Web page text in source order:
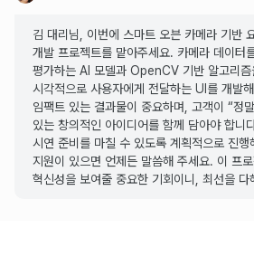
김 대리님, 이번에 스마트 오븐 카메라 기반
개발 프로젝트를 맡아주세요. 카메라 데이터
평가하는 AI 모델과 OpenCV 기반 알고리즘
시각적으로 사용자에게 전달하는 UI를 개발
임팩트 있는 결과물이 중요하며, 고객이 “정
있는 창의적인 아이디어를 함께 담아야 합니
시연 준비를 마칠 수 있도록 계획적으로 진
지원이 있으면 언제든 말씀해 주세요. 이 프
혁신성을 보여줄 중요한 기회이니, 최선을 다